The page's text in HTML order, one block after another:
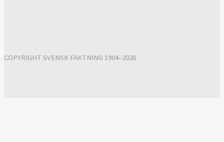
COPYRIGHT SVENSK FÄKTNING 1904–2026